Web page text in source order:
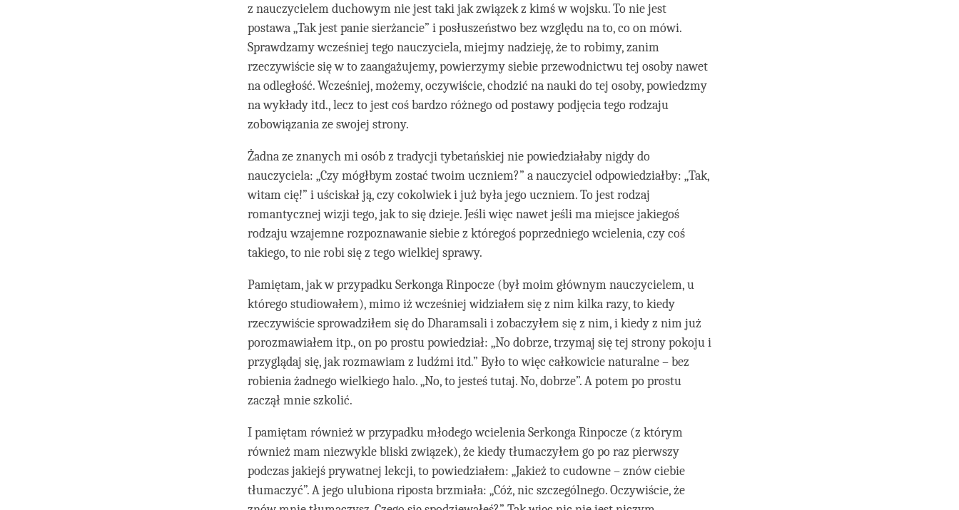
z nauczycielem duchowym nie jest taki jak związek z kimś w wojsku. To nie jest
postawa „Tak jest panie sierżancie” i posłuszeństwo bez względu na to, co on mówi.
Sprawdzamy wcześniej tego nauczyciela, miejmy nadzieję, że to robimy, zanim
rzeczywiście się w to zaangażujemy, powierzymy siebie przewodnictwu tej osoby nawet
na odległość. Wcześniej, możemy, oczywiście, chodzić na nauki do tej osoby, powiedzmy
na wykłady itd., lecz to jest coś bardzo różnego od postawy podjęcia tego rodzaju
zobowiązania ze swojej strony.
Żadna ze znanych mi osób z tradycji tybetańskiej nie powiedziałaby nigdy do
nauczyciela: „Czy mógłbym zostać twoim uczniem?” a nauczyciel odpowiedziałby: „Tak,
witam cię!” i uściskał ją, czy cokolwiek i już była jego uczniem. To jest rodzaj
romantycznej wizji tego, jak to się dzieje. Jeśli więc nawet jeśli ma miejsce jakiegoś
rodzaju wzajemne rozpoznawanie siebie z któregoś poprzedniego wcielenia, czy coś
takiego, to nie robi się z tego wielkiej sprawy.
Pamiętam, jak w przypadku Serkonga Rinpocze (był moim głównym nauczycielem, u
którego studiowałem), mimo iż wcześniej widziałem się z nim kilka razy, to kiedy
rzeczywiście sprowadziłem się do Dharamsali i zobaczyłem się z nim, i kiedy z nim już
porozmawiałem itp., on po prostu powiedział: „No dobrze, trzymaj się tej strony pokoju i
przyglądaj się, jak rozmawiam z ludźmi itd.” Było to więc całkowicie naturalne – bez
robienia żadnego wielkiego halo. „No, to jesteś tutaj. No, dobrze”. A potem po prostu
zaczął mnie szkolić.
I pamiętam również w przypadku młodego wcielenia Serkonga Rinpocze (z którym
również mam niezwykle bliski związek), że kiedy tłumaczyłem go po raz pierwszy
podczas jakiejś prywatnej lekcji, to powiedziałem: „Jakież to cudowne – znów ciebie
tłumaczyć”. A jego ulubiona riposta brzmiała: „Cóż, nic szczególnego. Oczywiście, że